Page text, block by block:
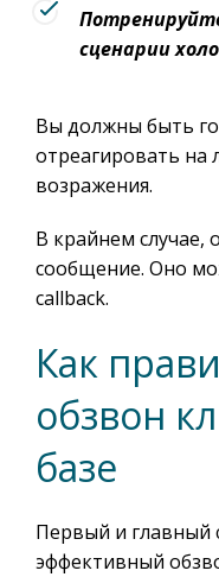
сценарии
Вы должны быть
отреагировать на
возражения.
В крайнем случае,
сообщение. Оно
callback.
Как
обзвон
базе
Первый и главный
эффективный